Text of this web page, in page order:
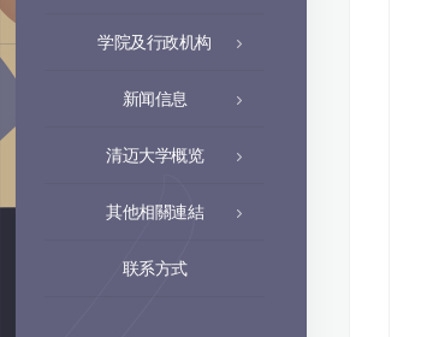
学院及行政机构
新闻信息
清迈大学概览
其他相關連結
联系方式